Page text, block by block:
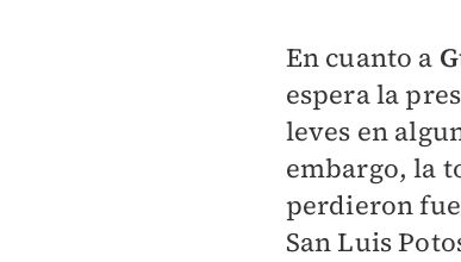
En cuanto a
espera la
leves en
embargo, la
perdieron
San Luis